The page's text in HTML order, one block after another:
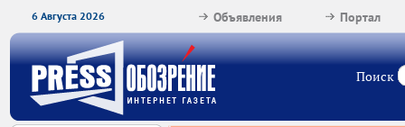
6 Августа 2026 Портал
Объявления
Поиск